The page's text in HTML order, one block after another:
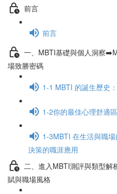
前言
前言
一、MBTI基礎與個人洞察
場致勝密碼
1-1 MBTI 的誕生歷史
1-2你的最佳心理舒適
1-3MBTI 在生活與職
決策的職涯應用
二、進入MBTI測評與類型
賦與職場風格